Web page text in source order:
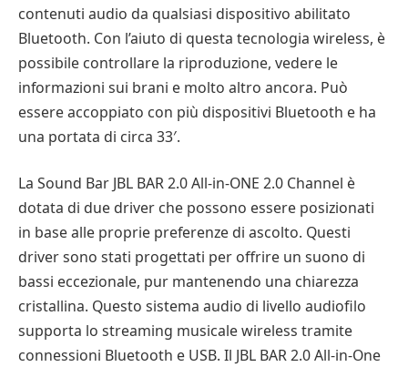
contenuti audio da qualsiasi dispositivo abilitato
Bluetooth. Con l’aiuto di questa tecnologia wireless, è
possibile controllare la riproduzione, vedere le
informazioni sui brani e molto altro ancora. Può
essere accoppiato con più dispositivi Bluetooth e ha
una portata di circa 33′.
La Sound Bar JBL BAR 2.0 All-in-ONE 2.0 Channel è
dotata di due driver che possono essere posizionati
in base alle proprie preferenze di ascolto. Questi
driver sono stati progettati per offrire un suono di
bassi eccezionale, pur mantenendo una chiarezza
cristallina. Questo sistema audio di livello audiofilo
supporta lo streaming musicale wireless tramite
connessioni Bluetooth e USB. Il JBL BAR 2.0 All-in-One